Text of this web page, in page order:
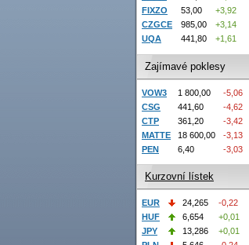
FIXZO
53,00
+3,92
CZGCE
985,00
+3,14
UQA
441,80 +1,61
Zajímavé poklesy
VOW3 1 800,00
-5,06
CSG
441,60
-4,62
CTP
361,20
-3,42
MATTE
18 600,00
-3,13
PEN
6,40 -3,03
Kurzovní lístek
EUR 24,265
-0,22
HUF
6,654
+0,01
JPY
13,286
+0,01